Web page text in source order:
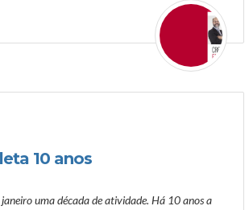
10 anos
uma década de atividade. Há 10 anos a